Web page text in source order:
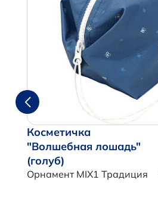
Итого:
Косметичка
"Волшебная лошадь"
(голуб)
Орнамент MIX1 Традиция